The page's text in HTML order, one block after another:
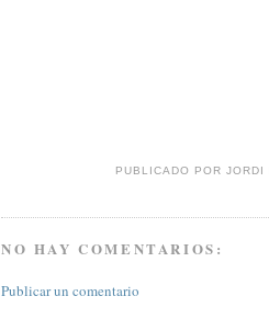
PUBLICADO PORJORDI
NO HAY COMENTARIOS:
Publicar un comentario